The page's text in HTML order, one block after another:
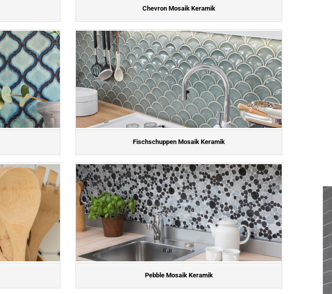
Chevron Mosaik Keramik
Fischschuppen Mosaik Keramik
Pebble Mosaik Keramik